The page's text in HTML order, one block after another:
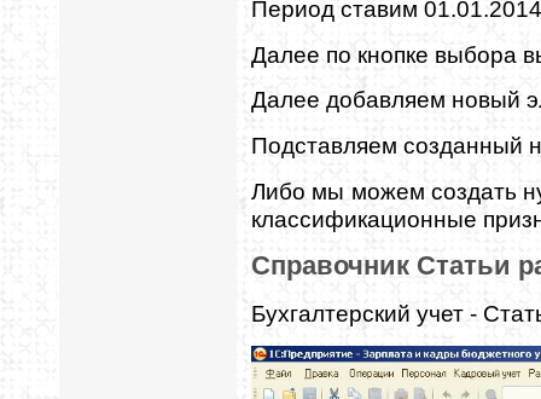
Период ставим 01.01.2014
Далее по кнопке выбора
Далее добавляем новый
Подставляем созданный
Либо мы можем создать
классификационные
Справочник Статьи
Бухгалтерский учет -